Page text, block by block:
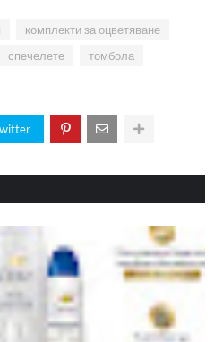
комплекти за оцветяване
спечелете
томбола